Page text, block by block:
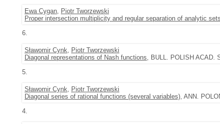
Ewa Cygan, Piotr Tworzewski
Proper intersection multiplicity and regular separation of analytic
6.
Sławomir Cynk, Piotr Tworzewski
Diagonal representations of Nash functions, BULL. POLISH ACAD.
5.
Sławomir Cynk, Piotr Tworzewski
Diagonal series of rational functions (several variables), ANN.
4.